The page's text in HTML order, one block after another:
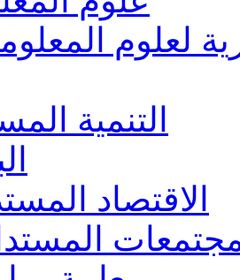
لعلوم
التنمية
الاقتصاد